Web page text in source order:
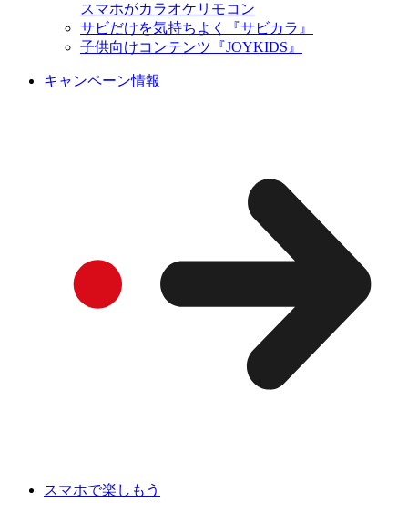
スマホがカラオケリモコン
サビだけを気持ちよく『サビカラ』
子供向けコンテンツ『JOYKIDS』
キャンペーン情報
スマホで楽しもう